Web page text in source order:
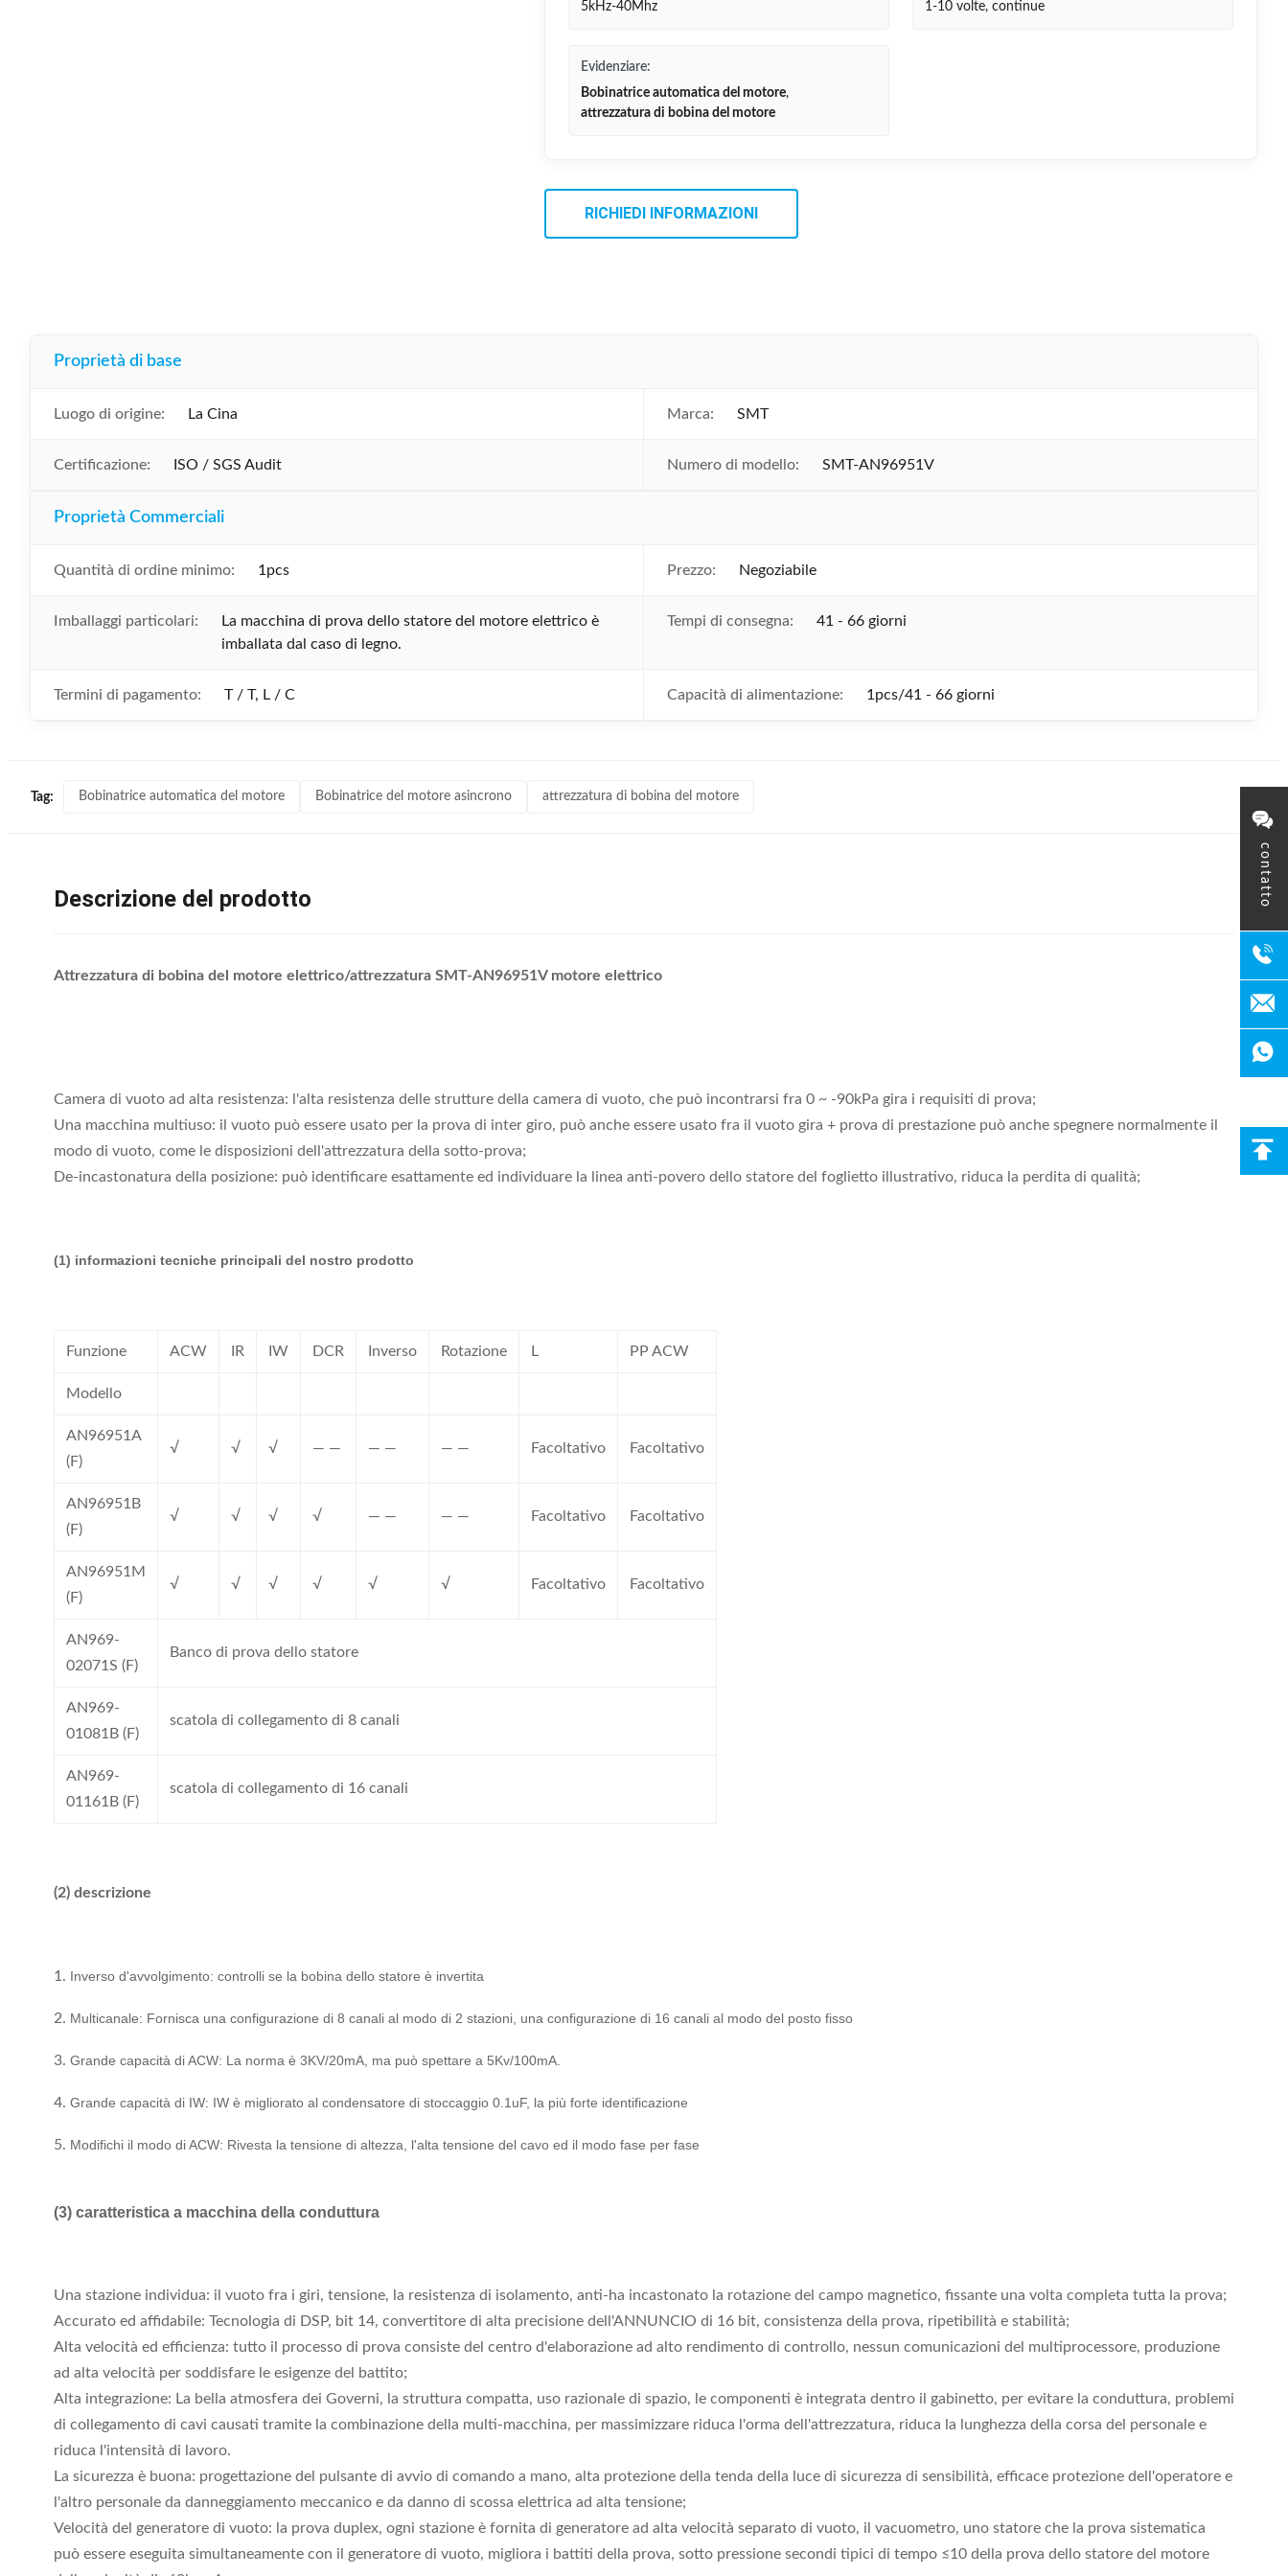
contatto
5kHz-40Mhz 1-10 volte, continue
Evidenziare:
Bobinatrice automatica del motore,
attrezzatura di bobina del motore
RICHIEDI INFORMAZIONI
Proprietà di base
Luogo di origine: La Cina Marca: SMT
Certificazione: ISO / SGS Audit Numero di modello: SMT-AN96951V
Proprietà Commerciali
Quantità di ordine minimo: 1pcs Prezzo: Negoziabile
Imballaggi particolari:
La macchina di prova dello statore del motore elettrico è
imballata dal caso di legno.
Tempi di consegna: 41 - 66 giorni
Termini di pagamento: T / T, L / C Capacità di alimentazione: 1pcs/41 - 66 giorni
Tag: Bobinatrice automatica del motore Bobinatrice del motore asincrono attrezzatura di bobina del motore
Descrizione del prodotto
Attrezzatura di bobina del motore elettrico/attrezzatura SMT-AN96951V motore elettrico
Camera di vuoto ad alta resistenza: l'alta resistenza delle strutture della camera di vuoto, che può incontrarsi fra 0 ~ -90kPa gira i requisiti di prova;
Una macchina multiuso: il vuoto può essere usato per la prova di inter giro, può anche essere usato fra il vuoto gira + prova di prestazione può anche spegnere normalmente il
modo di vuoto, come le disposizioni dell'attrezzatura della sotto-prova;
De-incastonatura della posizione: può identificare esattamente ed individuare la linea anti-povero dello statore del foglietto illustrativo, riduca la perdita di qualità;
(1) informazioni tecniche principali del nostro prodotto
Funzione ACW IR IW DCR Inverso Rotazione L PP ACW
Modello
AN96951A
(F)
√ √ √ — — — — — — Facoltativo Facoltativo
AN96951B
(F)
√ √ √ √ — — — — Facoltativo Facoltativo
AN96951M
(F)
√ √ √ √ √ √ Facoltativo Facoltativo
AN969-
02071S (F)
Banco di prova dello statore
AN969-
01081B (F)
scatola di collegamento di 8 canali
AN969-
01161B (F)
scatola di collegamento di 16 canali
(2) descrizione
1. Inverso d'avvolgimento: controlli se la bobina dello statore è invertita
2. Multicanale: Fornisca una configurazione di 8 canali al modo di 2 stazioni, una configurazione di 16 canali al modo del posto fisso
3. Grande capacità di ACW: La norma è 3KV/20mA, ma può spettare a 5Kv/100mA.
4. Grande capacità di IW: IW è migliorato al condensatore di stoccaggio 0.1uF, la più forte identificazione
5. Modifichi il modo di ACW: Rivesta la tensione di altezza, l'alta tensione del cavo ed il modo fase per fase
(3) caratteristica a macchina della conduttura
Una stazione individua: il vuoto fra i giri, tensione, la resistenza di isolamento, anti-ha incastonato la rotazione del campo magnetico, fissante una volta completa tutta la prova;
Accurato ed affidabile: Tecnologia di DSP, bit 14, convertitore di alta precisione dell'ANNUNCIO di 16 bit, consistenza della prova, ripetibilità e stabilità;
Alta velocità ed efficienza: tutto il processo di prova consiste del centro d'elaborazione ad alto rendimento di controllo, nessun comunicazioni del multiprocessore, produzione
ad alta velocità per soddisfare le esigenze del battito;
Alta integrazione: La bella atmosfera dei Governi, la struttura compatta, uso razionale di spazio, le componenti è integrata dentro il gabinetto, per evitare la conduttura, problemi
di collegamento di cavi causati tramite la combinazione della multi-macchina, per massimizzare riduca l'orma dell'attrezzatura, riduca la lunghezza della corsa del personale e
riduca l'intensità di lavoro.
La sicurezza è buona: progettazione del pulsante di avvio di comando a mano, alta protezione della tenda della luce di sicurezza di sensibilità, efficace protezione dell'operatore e
l'altro personale da danneggiamento meccanico e da danno di scossa elettrica ad alta tensione;
Velocità del generatore di vuoto: la prova duplex, ogni stazione è fornita di generatore ad alta velocità separato di vuoto, il vacuometro, uno statore che la prova sistematica
può essere eseguita simultaneamente con il generatore di vuoto, migliora i battiti della prova, sotto pressione secondi tipici di tempo ≤10 della prova dello statore del motore